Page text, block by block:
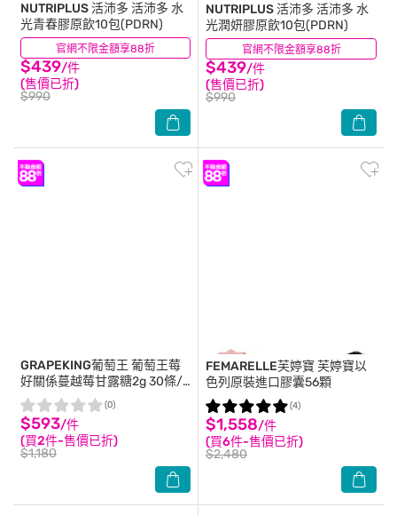
官網不限金額享88折
NUTRIPLUS 活沛多 活沛多 水
光青春膠原飲10包(PDRN)
$439/件
(售價已折)
$990
(0) 官網不限金額享88折
NUTRIPLUS 活沛多 活沛多 水
光潤妍膠原飲10包(PDRN)
$439/件
(售價已折)
$990
(0)
GRAPEKING葡萄王 葡萄王莓
好關係蔓越莓甘露糖2g 30條/
盒
$593/件
(買2件-售價已折)
$1,180
(0)
FEMARELLE芙婷寶 芙婷寶以
色列原裝進口膠囊56顆
$1,558/件
(買6件-售價已折)
$2,480
(4)